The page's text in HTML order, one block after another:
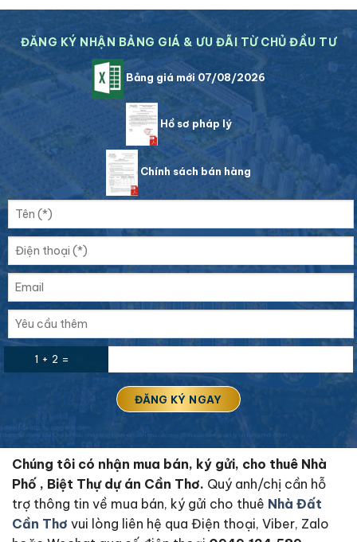
ĐĂNG KÝ NHẬN BẢNG GIÁ & ƯU ĐÃI TỪ CHỦ ĐẦU TƯ
Bảng giá mới 07/08/2026
Hồ sơ pháp lý
Chính sách bán hàng
1 + 2 =
Chúng tôi có nhận mua bán, ký gửi, cho thuê Nhà
Phố , Biệt Thự dự án Cần Thơ. Quý anh/chị cần hỗ
trợ thông tin về mua bán, ký gửi cho thuê Nhà Đất
Cần Thơ vui lòng liên hệ qua Điện thoại, Viber, Zalo